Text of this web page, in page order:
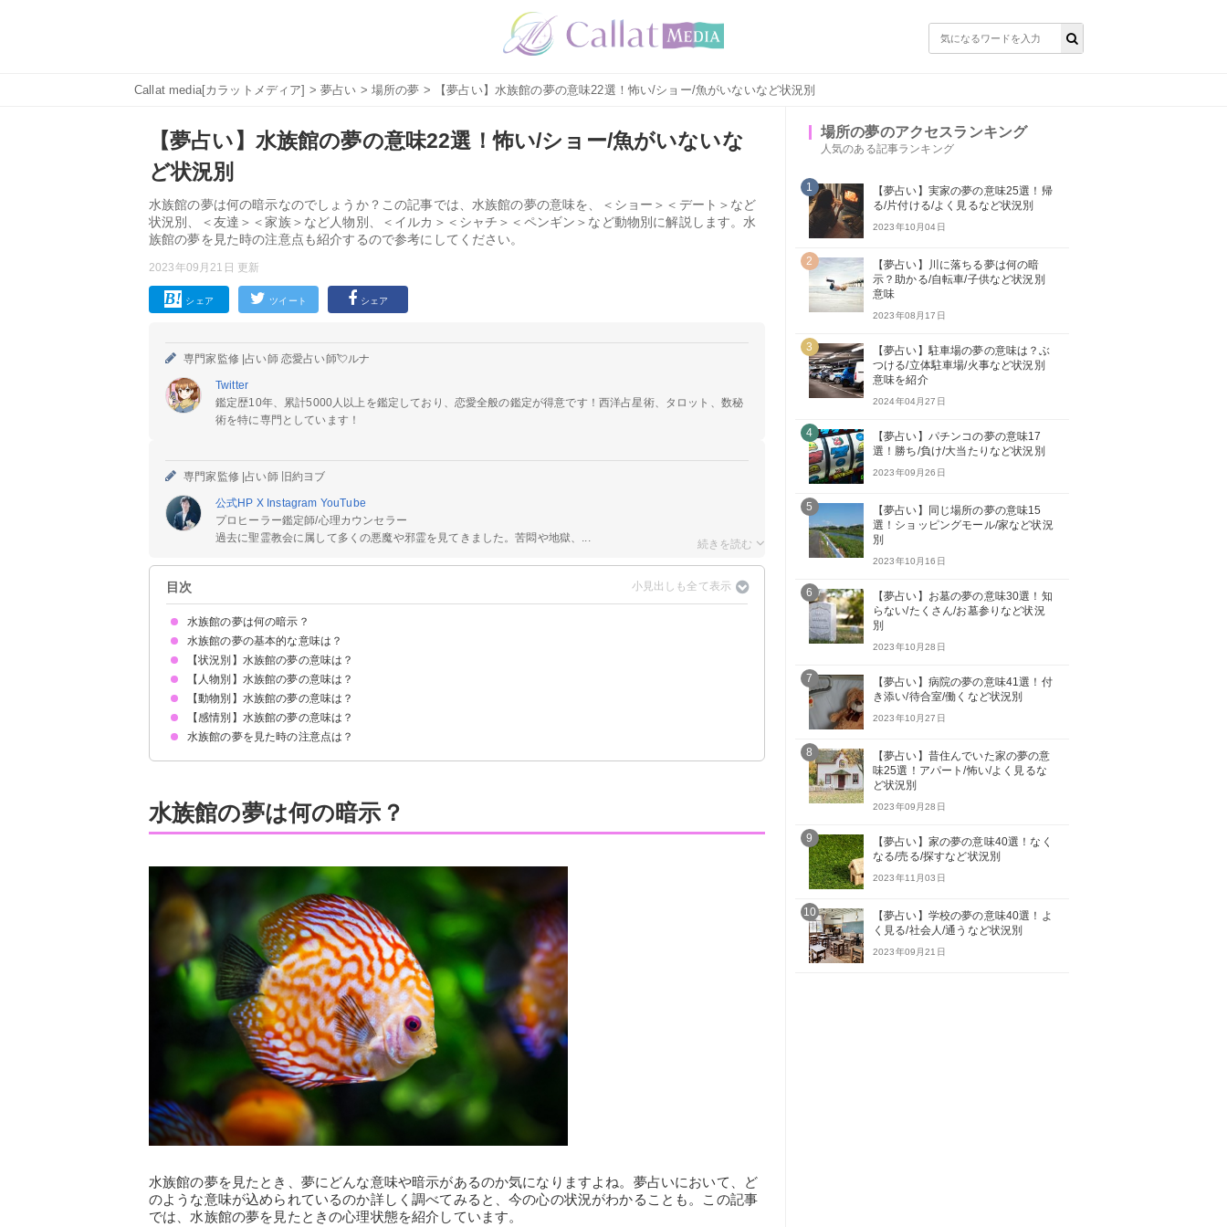
Callat media[カラットメディア] >夢占い > 場所の夢 > 【夢占い】水族館の夢の意味22選！怖い/ショー/魚がいないなど状況別
【夢占い】水族館の夢の意味22選！怖い/ショー/魚がいないな
ど状況別
水族館の夢は何の暗示なのでしょうか？この記事では、水族館の夢の意味を、＜ショー＞＜デート＞など
状況別、＜友達＞＜家族＞など人物別、＜イルカ＞＜シャチ＞＜ペンギン＞など動物別に解説します。水
族館の夢を見た時の注意点も紹介するので参考にしてください。
2023年09月21日 更新
シェア ツイート シェア
専門家監修 |占い師 恋愛占い師💘ルナ
Twitter
鑑定歴10年、累計5000人以上を鑑定しており、恋愛全般の鑑定が得意です！西洋占星術、タロット、数秘
術を特に専門としています！
専門家監修 |占い師 旧約ヨブ
公式HP X Instagram YouTube
プロヒーラー鑑定師/心理カウンセラー
過去に聖霊教会に属して多くの悪魔や邪霊を見てきました。苦悶や地獄、...
目次
水族館の夢は何の暗示？
水族館の夢の基本的な意味は？
ストレスが溜まっている暗示
状況によって意味が決まる
【状況別】水族館の夢の意味は？
水族館でイルカショーを見る夢【吉夢】
水族館でデートしている夢【吉夢】
水族館に魚がいない夢【警告夢】
夜の水族館へ行く夢【警告夢】
水族館が汚れている夢【警告夢】
水族館の水槽が割れる夢【凶夢】
【人物別】水族館の夢の意味は？
恋人と水族館に行く夢【警告夢】
好きな人と水族館に行く夢【願望夢】
友達と水族館に行く夢【警告夢】
家族と水族館に行く夢【吉夢】
知らない人と水族館に行く夢【吉夢】
芸能人と水族館に行く夢【警告夢】
【動物別】水族館の夢の意味は？
水族館のイルカの夢【吉夢】
水族館のジンベイザメの夢【吉夢】
水族館のホホジロザメの夢【凶夢】
水族館のシャチの夢【吉夢】
水族館のペンギンの夢【警告夢】
水族館のアザラシの夢【警告夢】
水族館のカメの夢【吉夢】
【感情別】水族館の夢の意味は？
水族館が怖い夢【凶夢】
水族館で泣く夢【吉夢】
水族館が楽しい夢【吉夢】
水族館の夢を見た時の注意点は？
水族館の夢は何の暗示？
水族館の夢を見たとき、夢にどんな意味や暗示があるのか気になりますよね。夢占いにおいて、ど
のような意味が込められているのか詳しく調べてみると、今の心の状況がわかることも。この記事
では、水族館の夢を見たときの心理状態を紹介しています。
場所の夢のアクセスランキング
人気のある記事ランキング
1
【夢占い】実家の夢の意味25選！帰
る/片付ける/よく見るなど状況別
2023年10月04日
2
【夢占い】川に落ちる夢は何の暗
示？助かる/自転車/子供など状況別
意味
2023年08月17日
3
【夢占い】駐車場の夢の意味は？ぶ
つける/立体駐車場/火事など状況別
意味を紹介
2024年04月27日
4
【夢占い】パチンコの夢の意味17
選！勝ち/負け/大当たりなど状況別
2023年09月26日
5
【夢占い】同じ場所の夢の意味15
選！ショッピングモール/家など状況
別
2023年10月16日
6
【夢占い】お墓の夢の意味30選！知
らない/たくさん/お墓参りなど状況
別
2023年10月28日
7
【夢占い】病院の夢の意味41選！付
き添い/待合室/働くなど状況別
2023年10月27日
8
【夢占い】昔住んでいた家の夢の意
味25選！アパート/怖い/よく見るな
ど状況別
2023年09月28日
9
【夢占い】家の夢の意味40選！なく
なる/売る/探すなど状況別
2023年11月03日
10
【夢占い】学校の夢の意味40選！よ
く見る/社会人/通うなど状況別
2023年09月21日